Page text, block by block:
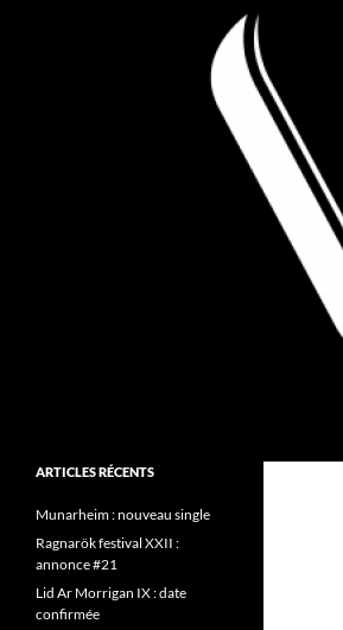
Folk Pagan Webzine
ARTICLES RÉCENTS
Munarheim : nouveau single
Ragnarök festival XXII :
annonce #21
Lid Ar Morrigan IX : date
confirmée